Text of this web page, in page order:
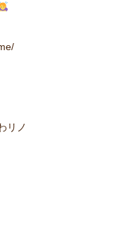
リノ